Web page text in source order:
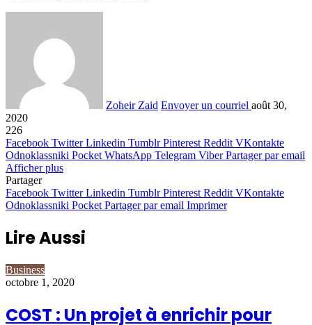
Zoheir Zaid Envoyer un courriel août 30,
2020
226
Facebook Twitter Linkedin Tumblr Pinterest Reddit VKontakte
Odnoklassniki Pocket WhatsApp Telegram Viber Partager par email
Afficher plus
Partager
Facebook Twitter Linkedin Tumblr Pinterest Reddit VKontakte
Odnoklassniki Pocket Partager par email Imprimer
Lire Aussi
Business
octobre 1, 2020
COST : Un projet à enrichir pour